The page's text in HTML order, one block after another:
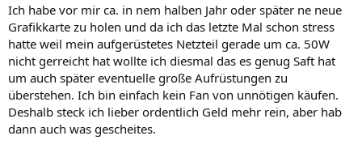
Ich habe vor mir ca. in nem halben Jahr oder später ne neue
Grafikkarte zu holen und da ich das letzte Mal schon stress
hatte weil mein aufgerüstetes Netzteil gerade um ca. 50W
nicht gerreicht hat wollte ich diesmal das es genug Saft hat
um auch später eventuelle große Aufrüstungen zu
überstehen. Ich bin einfach kein Fan von unnötigen käufen.
Deshalb steck ich lieber ordentlich Geld mehr rein, aber hab
dann auch was gescheites.